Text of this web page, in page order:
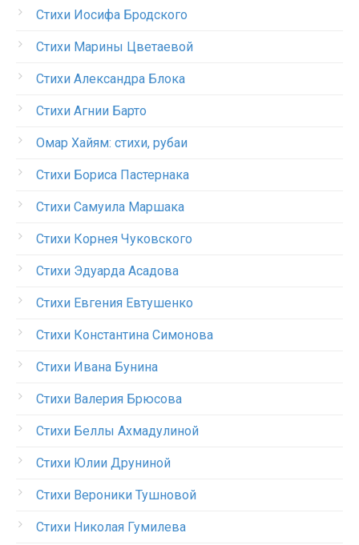
Стихи Иосифа Бродского
Стихи Марины Цветаевой
Стихи Александра Блока
Стихи Агнии Барто
Омар Хайям: стихи, рубаи
Стихи Бориса Пастернака
Стихи Самуила Маршака
Стихи Корнея Чуковского
Стихи Эдуарда Асадова
Стихи Евгения Евтушенко
Стихи Константина Симонова
Стихи Ивана Бунина
Стихи Валерия Брюсова
Стихи Беллы Ахмадулиной
Стихи Юлии Друниной
Стихи Вероники Тушновой
Стихи Николая Гумилева